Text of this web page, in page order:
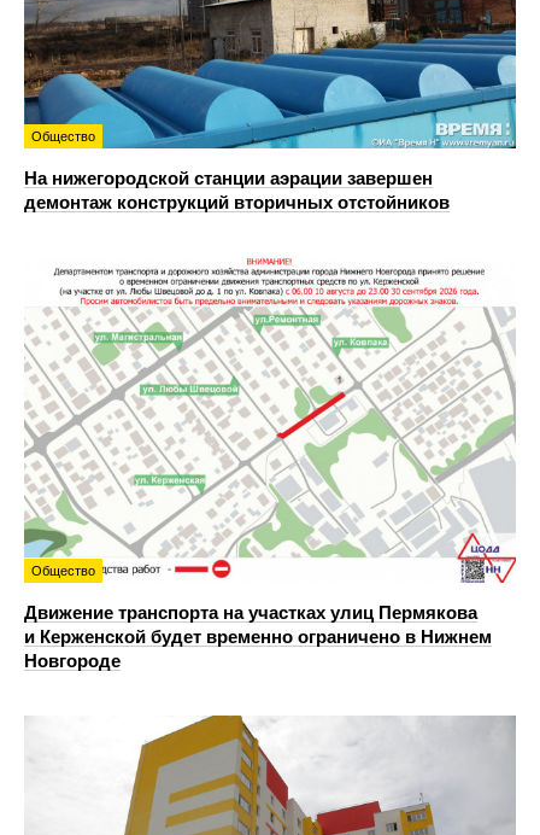
Общество
На нижегородской станции аэрации завершен
демонтаж конструкций вторичных отстойников
Общество
Движение транспорта на участках улиц Пермякова
и Керженской будет временно ограничено в Нижнем
Новгороде